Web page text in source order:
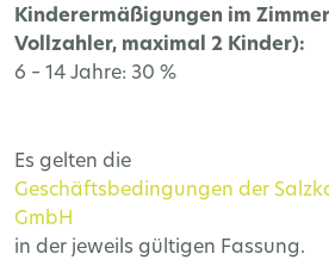
Kinderermäßigungen im
Vollzahler, maximal 2 Kinder):
6 – 14 Jahre: 30 %
Es gelten die
Geschäftsbedingungen der
GmbH
in der jeweils gültigen Fassung.